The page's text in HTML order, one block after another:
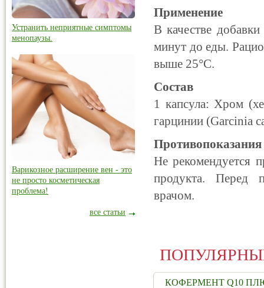
Применение
В качестве
минут до еды.
выше 25°С.
Состав
1 капсула: Хром
гарцинии (Garcinia
Противопоказания
Не рекомендуется
продукта. Перед
врачом.
КОФЕРМЕНТ Q10
Устранить неприятные симптомы
менопаузы.
Варикозное расширение вен - это
не просто косметическая
проблема!
все статьи